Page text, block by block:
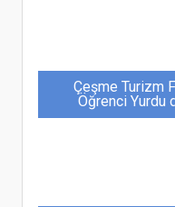
Çeşme Turizm
Öğrenci Yurdu